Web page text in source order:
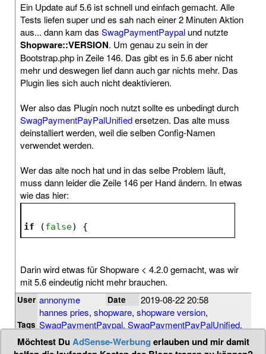
Ein Update auf 5.6 ist schnell und einfach gemacht. Alle
Tests liefen super und es sah nach einer 2 Minuten Aktion
aus... dann kam das SwagPaymentPaypal und nutzte
Shopware::VERSION. Um genau zu sein in der
Bootstrap.php in Zeile 146. Das gibt es in 5.6 aber nicht
mehr und deswegen lief dann auch gar nichts mehr. Das
Plugin lies sich auch nicht deaktivieren.
Wer also das Plugin noch nutzt sollte es unbedingt durch
SwagPaymentPayPalUnifiedersetzen. Das alte muss
deinstalliert werden, weil die selben Config-Namen
verwendet werden.
Wer das alte noch hat und in das selbe Problem läuft,
muss dann leider die Zeile 146 per Hand ändern. In etwas
wie das hier:
if (false) {
Darin wird etwas für Shopware < 4.2.0 gemacht, was wir
mit 5.6 eindeutig nicht mehr brauchen.
User annonyme Date 2019-08-22 20:58
Tags
hannes pries, shopware, shopware version,
SwagPaymentPaypal, SwagPaymentPayPalUnified,
tipp , update
Möchtest DuAdSense-Werbung erlauben und mir damit